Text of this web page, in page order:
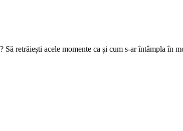
retrăiești acele momente ca și cum s-ar întâmpla în